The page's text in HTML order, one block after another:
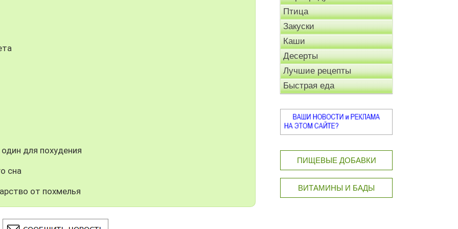
для похудения
сна
от похмелья
Птица
Закуски
Каши
Десерты
Лучшие рецепты
Быстрая еда
ПИЩЕВЫЕ ДОБАВКИ
ВИТАМИНЫ И БАДЫ